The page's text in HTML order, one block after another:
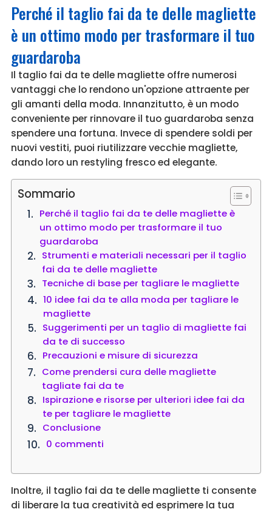
Perché il taglio fai da te delle magliette
è un ottimo modo per trasformare il tuo
guardaroba
Il taglio fai da te delle magliette offre numerosi
vantaggi che lo rendono un'opzione attraente per
gli amanti della moda. Innanzitutto, è un modo
conveniente per rinnovare il tuo guardaroba senza
spendere una fortuna. Invece di spendere soldi per
nuovi vestiti, puoi riutilizzare vecchie magliette,
dando loro un restyling fresco ed elegante.
Sommario
Perché il taglio fai da te delle magliette è
un ottimo modo per trasformare il tuo
guardaroba
Strumenti e materiali necessari per il taglio
fai da te delle magliette
Tecniche di base per tagliare le magliette
10 idee fai da te alla moda per tagliare le
magliette
Suggerimenti per un taglio di magliette fai
da te di successo
Precauzioni e misure di sicurezza
Come prendersi cura delle magliette
tagliate fai da te
Ispirazione e risorse per ulteriori idee fai da
te per tagliare le magliette
Conclusione
0 commenti
Inoltre, il taglio fai da te delle magliette ti consente
di liberare la tua creatività ed esprimere la tua